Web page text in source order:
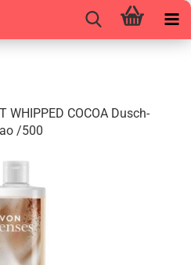
WHIP­PED COCOA Dusch­
/500